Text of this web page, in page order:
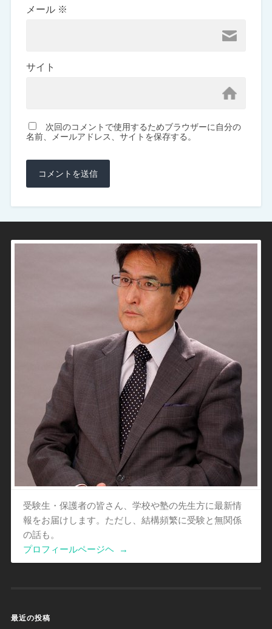
メール ※
サイト
次回のコメントで使用するためブラウザーに自分の
名前、メールアドレス、サイトを保存する。
受験生・保護者の皆さん、学校や塾の先生方に最新情
報をお届けします。ただし、結構頻繁に受験と無関係
の話も。
プロフィールページヘ
→
最近の投稿